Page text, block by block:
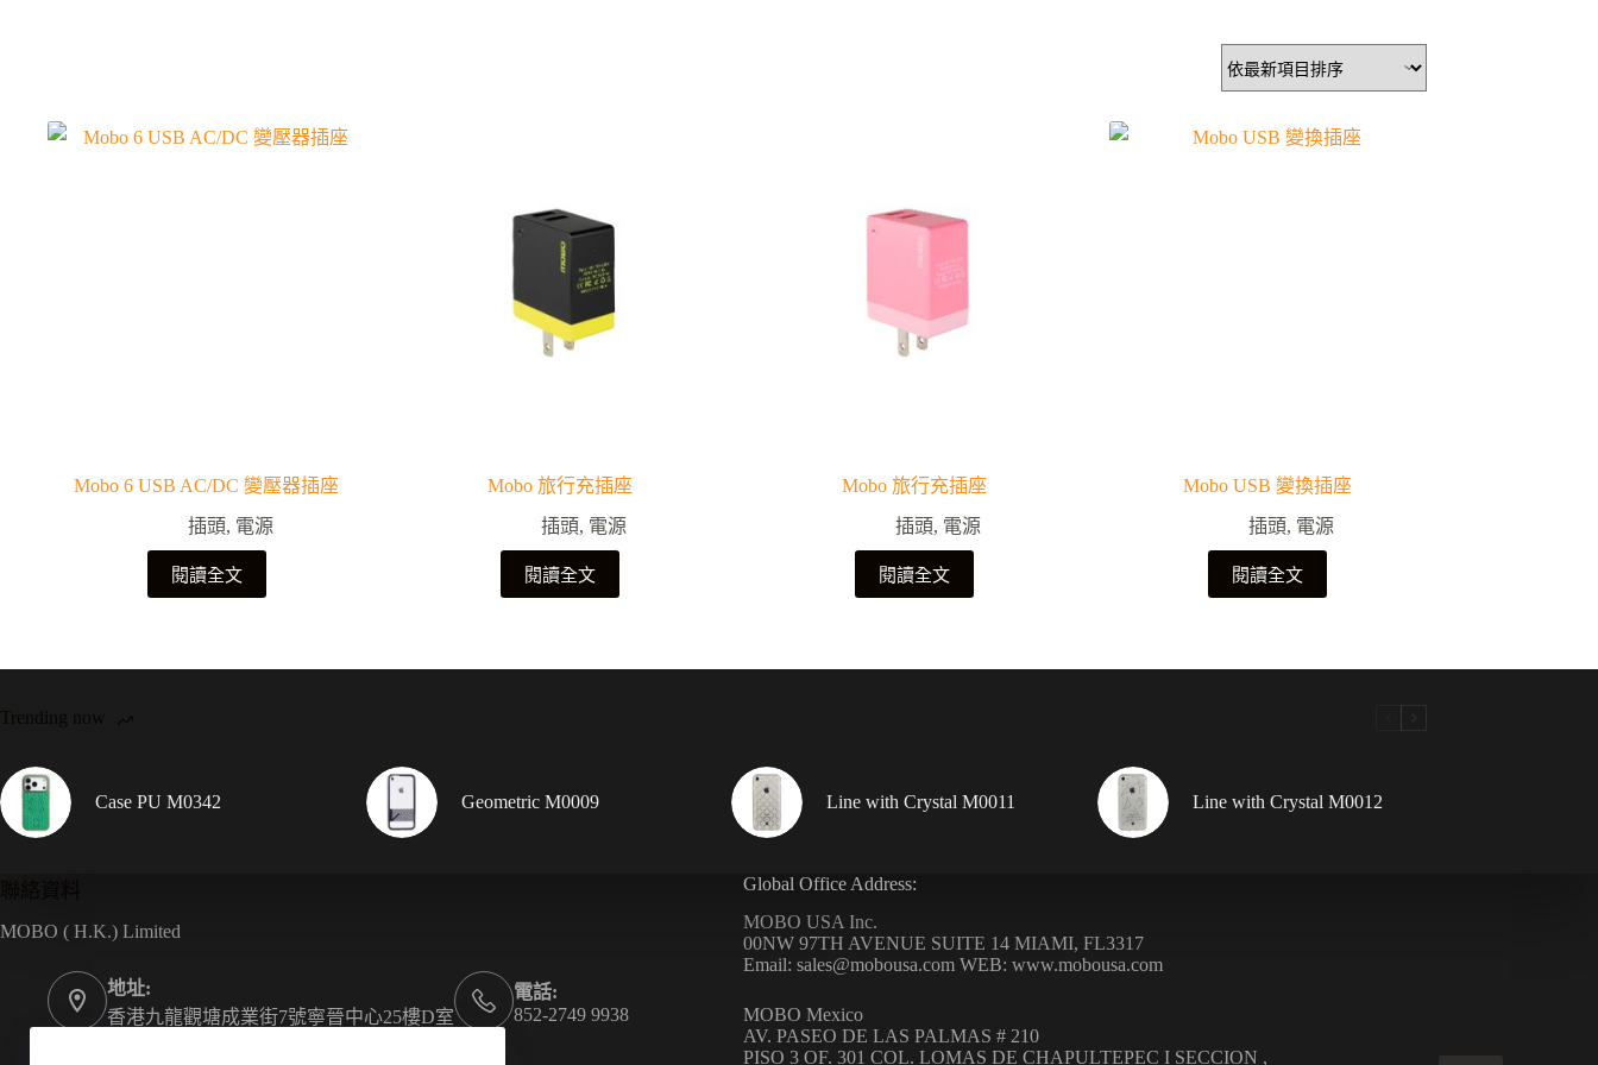
Mobo 6 USB AC/DC 變壓器插座
插頭, 電源
閱讀全文
Mobo 旅行充插座
插頭, 電源
閱讀全文
Mobo 旅行充插座
插頭, 電源
閱讀全文
Mobo USB 變換插座
插頭, 電源
閱讀全文
Trending now
Case PU M0342 Geometric M0009 Line with Crystal M0011 Line with Crystal M0012
MOBO ( H.K.) Limited
地址:
香港九龍觀塘成業街7號寧晉中心25樓D室
電話:
852-2749 9938
Global Office Address:
MOBO USA Inc.
00NW 97TH AVENUE SUITE 14 MIAMI, FL3317
Email: sales@mobousa.com WEB: www.mobousa.com
MOBO Mexico
AV. PASEO DE LAS PALMAS # 210
PISO 3 OF. 301 COL. LOMAS DE CHAPULTEPEC I SECCION ,